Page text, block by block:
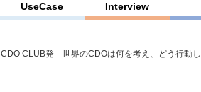
UseCase Interview
CDO CLUB発 世界のCDOは何を考え、どう行動